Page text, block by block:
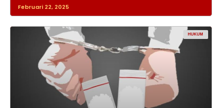
Februari 22, 2025
HUKUM